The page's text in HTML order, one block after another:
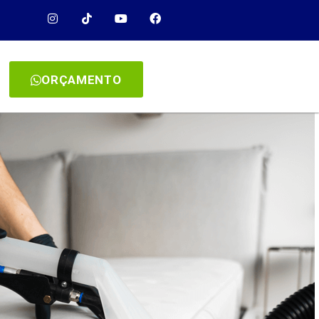
ORÇAMENTO